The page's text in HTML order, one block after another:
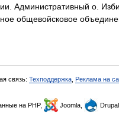
Административный о.
общевойсковое
связь: Техподдержка Реклама на
на PHP, Joomla, Drupal,